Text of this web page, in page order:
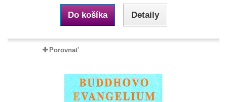
Do košíka Detaily
Porovnať